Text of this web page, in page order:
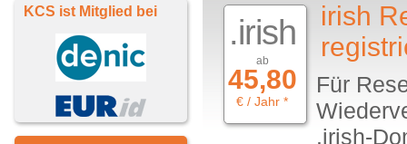
.irish
ab
45,80
€ / Jahr *
irish
Für
.irish-
KCS ist Mitglied bei